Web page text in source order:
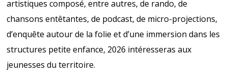
artistiques composé, entre autres, de rando, de
chansons entêtantes, de podcast, de micro-projections,
d’enquête autour de la folie et d’une immersion dans les
structures petite enfance, 2026 intéresseras aux
jeunesses du territoire.